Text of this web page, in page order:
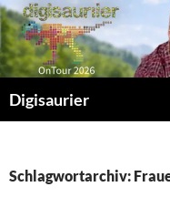
Zum
Inhalt
springen
Digisaurier
Schlagwortarchiv: